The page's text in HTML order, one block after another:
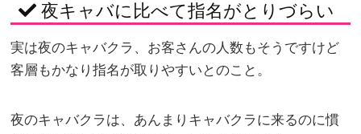
夜キャバに比べて指名がとりづらい
実は夜のキャバクラ、お客さんの人数もそうですけど
客層もかなり指名が取りやすいとのこと。
夜のキャバクラは、あんまりキャバクラに来るのに慣